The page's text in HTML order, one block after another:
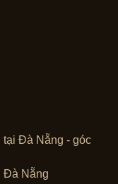
Đà Nẵng